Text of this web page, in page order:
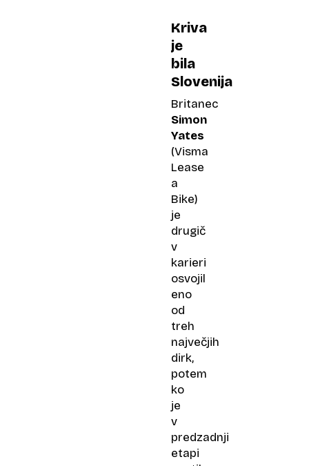
Kriva
je
bila
Slovenija
Britanec
Simon
Yates
(Visma
Lease
a
Bike)
je
drugič
v
karieri
osvojil
eno
od
treh
največjih
dirk,
potem
ko
je
v
predzadnji
etapi